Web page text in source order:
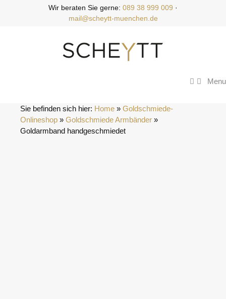
Wir beraten Sie gerne: 089 38 999 009 ·
mail@scheytt-muenchen.de
Menu
Sie befinden sich hier: Home » Goldschmiede-
Onlineshop » Goldschmiede Armbänder »
Goldarmband handgeschmiedet